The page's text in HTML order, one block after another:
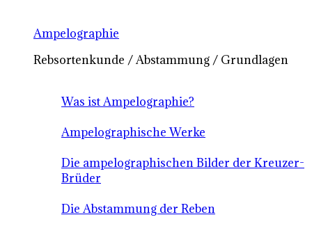
Ampelographie
Rebsortenkunde / Abstammung / Grundlagen
Was ist Ampelographie?
Ampelographische Werke
Die ampelographischen Bilder der Kreuzer-
Brüder
Die Abstammung der Reben